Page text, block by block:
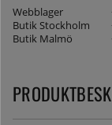
Webblager
Butik Stockholm
Butik Malmö